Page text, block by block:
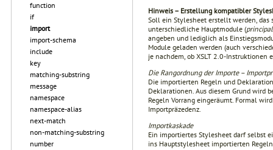
function
if
import
import-schema
include
key
matching-substring
message
namespace
namespace-alias
next-match
non-matching-substring
number
Hinweis – Erstellung kompatibler
Soll ein Stylesheet erstellt werden, das
unterschiedliche Hauptmodule (
angeben und lediglich als
Module geladen werden (auch
je nachdem, ob XSLT 2.0-
Die Rangordnung der Importe –
Die importierten Regeln und
Deklarationen. Aus diesem Grund
Regeln Vorrang eingeräumt. Formal
Importpräzedenz.
Importkaskade
Ein importiertes Stylesheet darf selbst
ins Hauptstylesheet importierten